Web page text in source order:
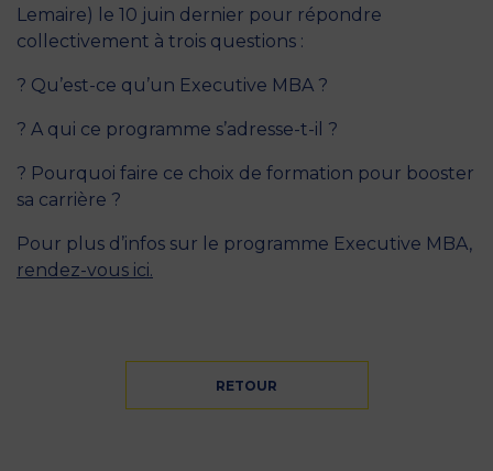
Lemaire) le 10 juin dernier pour répondre
collectivement à trois questions :
? Qu’est-ce qu’un Executive MBA ?
? A qui ce programme s’adresse-t-il ?
? Pourquoi faire ce choix de formation pour booster
sa carrière ?
Pour plus d’infos sur le programme Executive MBA,
rendez-vous ici.
RETOUR